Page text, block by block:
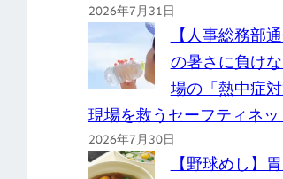
2026年7月31日
【人事総務部
の暑さに負け
場の「熱中症
現場を救うセーフティネッ
2026年7月30日
【野球めし】